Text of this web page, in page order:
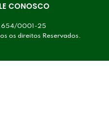
CONOSCO
0001-25
os direitos Reservados.